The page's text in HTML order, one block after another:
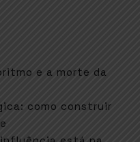
e a morte da
como construir